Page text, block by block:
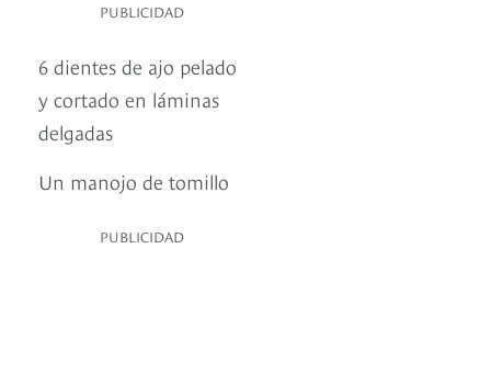
PUBLICIDAD
6 dientes de ajo pelado
y cortado en láminas
delgadas
Un manojo de tomillo
PUBLICIDAD